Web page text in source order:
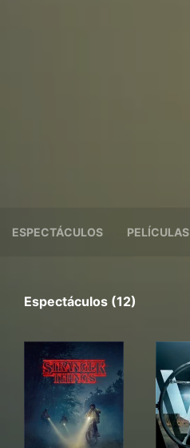
ESPECTÁCULOS PELÍCULAS
Espectáculos (12)